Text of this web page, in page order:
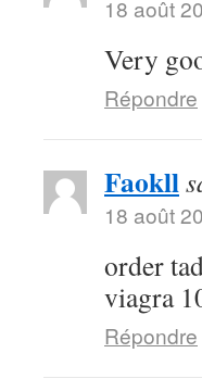
18 août
Very
Répondre
Faokll
18 août
order
viagra
Répondre